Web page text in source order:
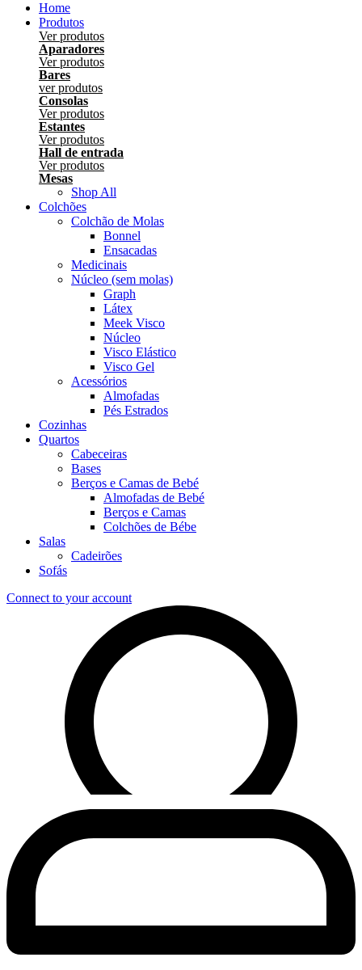
Home
Produtos
Ver produtos
Aparadores
Ver produtos
Bares
ver produtos
Consolas
Ver produtos
Estantes
Ver produtos
Hall de entrada
Ver produtos
Mesas
Shop All
Colchões
Colchão de Molas
Bonnel
Ensacadas
Medicinais
Núcleo (sem molas)
Graph
Látex
Meek Visco
Núcleo
Visco Elástico
Visco Gel
Acessórios
Almofadas
Pés Estrados
Cozinhas
Quartos
Cabeceiras
Bases
Berços e Camas de Bebé
Almofadas de Bebé
Berços e Camas
Colchões de Bébe
Salas
Cadeirões
Sofás
Connect to your account